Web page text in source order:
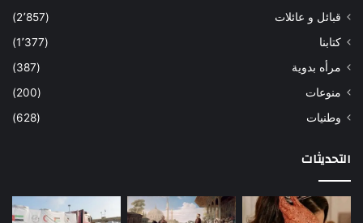
قبائل و عائلات
(2٬857)
كتابنا
(1٬377)
مرأه بدوية
(387)
منوعات
(200)
وطنيات
(628)
التحديثات